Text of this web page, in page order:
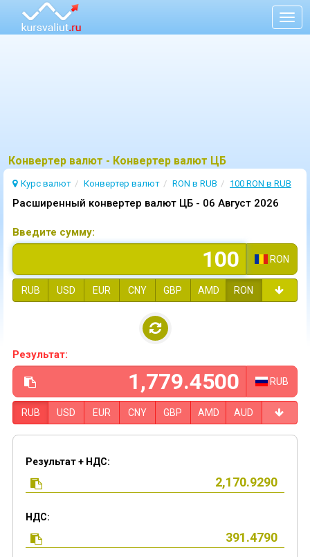
Конвертер валют - Конвертер валют ЦБ
Курс валют Конвертер валют RON в RUB 100 RON в RUB
Расширенный конвертер валют ЦБ - 06 Август 2026
Введите сумму:
RON
RUB USD EUR CNY GBP AMD RON
Результат:
RUB
RUB USD EUR CNY GBP AMD AUD
Результат + НДС:
НДС: